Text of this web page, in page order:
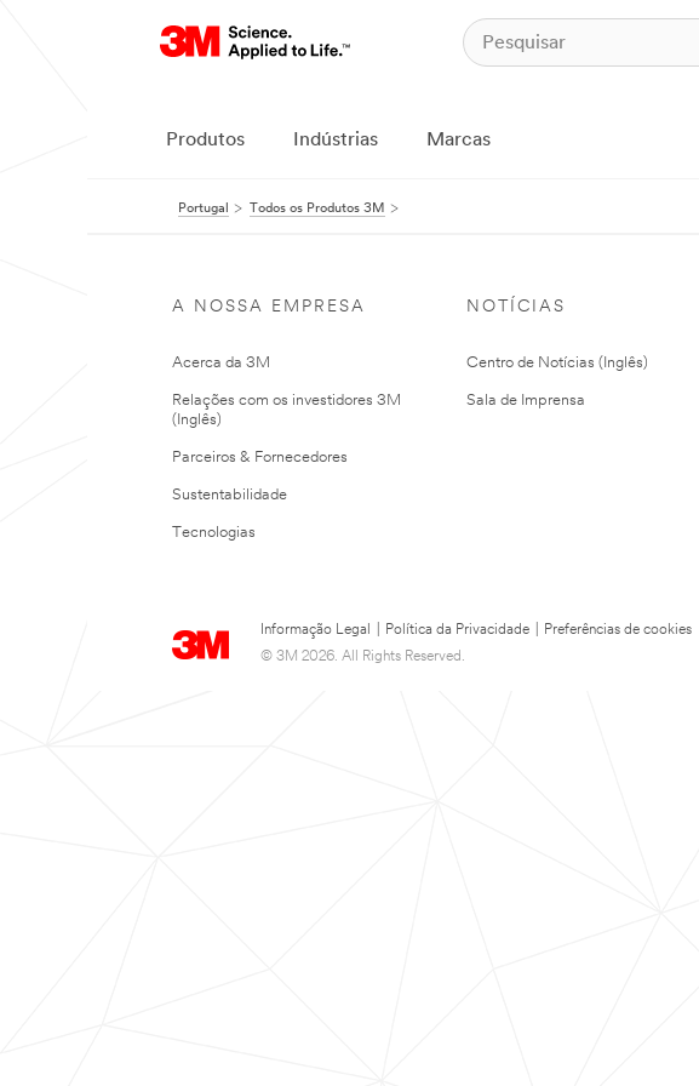
Produtos Indústrias Marcas
Portugal Todos os Produtos 3M
A NOSSA EMPRESA
Acerca da 3M
Relações com os investidores 3M
(Inglês)
Parceiros & Fornecedores
Sustentabilidade
Tecnologias
NOTÍCIAS
Centro de Notícias (Inglês)
Sala de Imprensa
Informação Legal Política da Privacidade
Preferências de cookies
© 3M 2026. All Rights Reserved.